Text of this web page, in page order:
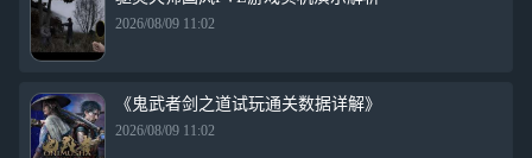
2026/08/09 11:02
《鬼武者剑之道试玩通关数据详解》
2026/08/09 11:02